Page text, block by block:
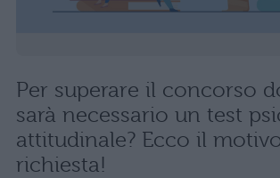
Per superare il concorso
sarà necessario un test
attitudinale? Ecco il
richiesta!